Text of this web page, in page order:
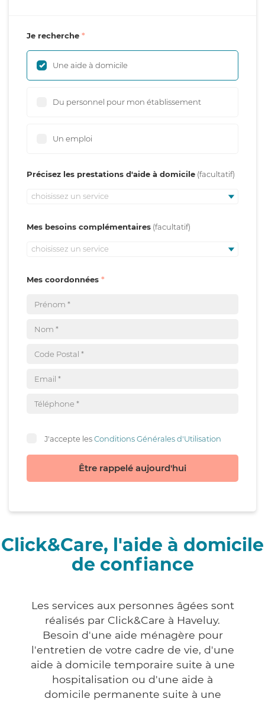
Je recherche
Une aide à domicile
Du personnel pour mon établissement
Un emploi
Précisez les prestations d'aide à domicile
choisissez un service
Mes besoins complémentaires
choisissez un service
Mes coordonnées
J'accepte lesConditions Générales d'Utilisation
Être rappelé aujourd'hui
Click&Care, l'aide à domicile
de confiance
Les services aux personnes âgées sont
réalisés par Click&Care à Haveluy.
Besoin d'une aide ménagère pour
l'entretien de votre cadre de vie, d'une
aide à domicile temporaire suite à une
hospitalisation ou d'une aide à
domicile permanente suite à une